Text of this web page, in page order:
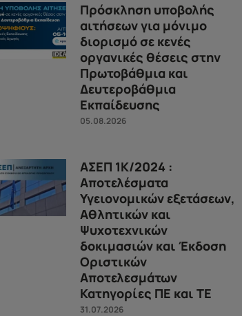
Πρόσκληση υποβολής
αιτήσεων για μόνιμο
διορισμό σε κενές
οργανικές θέσεις στην
Πρωτοβάθμια και
Δευτεροβάθμια
Εκπαίδευσης
05.08.2026
ΑΣΕΠ 1Κ/2024 :
Αποτελέσματα
Υγειονομικών εξετάσεων,
Αθλητικών και
Ψυχοτεχνικών
δοκιμασιών και Έκδοση
Οριστικών
Αποτελεσμάτων
Κατηγορίες ΠΕ και ΤΕ
31.07.2026